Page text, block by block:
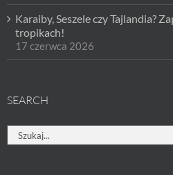
Karaiby, Seszele czy Tajlandia?
tropikach!
17 czerwca 2026
SEARCH
Szukaj